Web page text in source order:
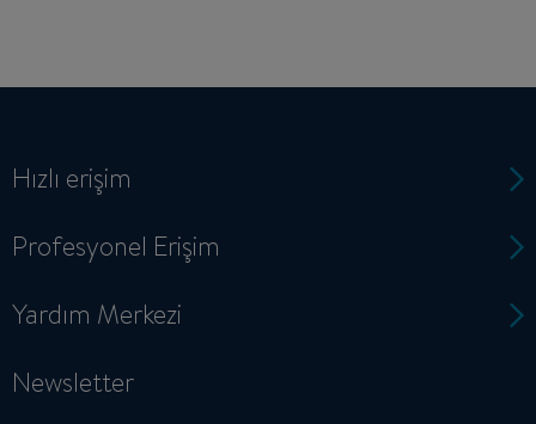
Hızlı erişim
Profesyonel Erişim
Yardım Merkezi
Newsletter